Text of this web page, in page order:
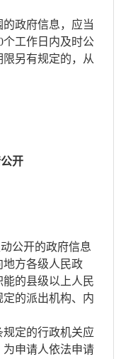
政府信息，应当
个工作日内及时公
另有规定的，从
开
公开的政府信息
方各级人民政
的县级以上人民
的派出机构、内
定的行政机关应
为申请人依法申请